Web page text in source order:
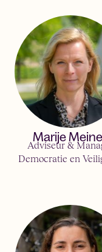
Marije
Adviseur & Manager
Democratie en